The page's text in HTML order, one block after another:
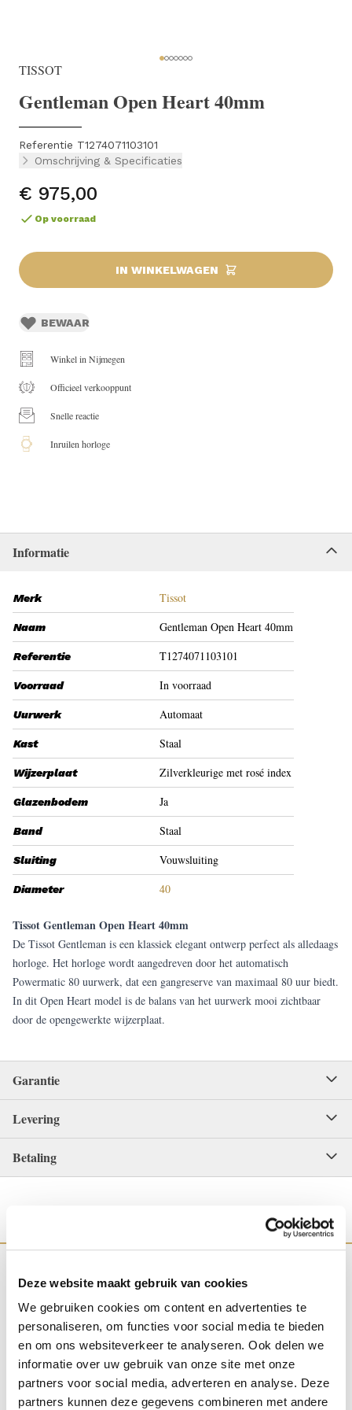
Deze website maakt gebruik van cookies
We gebruiken cookies om content en advertenties te
personaliseren, om functies voor social media te bieden
en om ons websiteverkeer te analyseren. Ook delen we
informatie over uw gebruik van onze site met onze
partners voor social media, adverteren en analyse. Deze
partners kunnen deze gegevens combineren met andere
TISSOT
Gentleman Open Heart 40mm
Referentie T1274071103101
Omschrijving & Specificaties
€ 975,00
Op voorraad
IN WINKELWAGEN
BEWAAR
Winkel in Nijmegen
Officieel verkooppunt
Snelle reactie
Inruilen horloge
Informatie
Merk Tissot
Naam Gentleman Open Heart 40mm
Referentie T1274071103101
Voorraad In voorraad
Uurwerk Automaat
Kast Staal
Wijzerplaat Zilverkleurige met rosé index
Glazenbodem Ja
Band Staal
Sluiting Vouwsluiting
Diameter 40
Tissot Gentleman Open Heart 40mm
De Tissot Gentleman is een klassiek elegant ontwerp perfect als alledaags
horloge. Het horloge wordt aangedreven door het automatisch
Powermatic 80 uurwerk, dat een gangreserve van maximaal 80 uur biedt.
In dit Open Heart model is de balans van het uurwerk mooi zichtbaar
door de opengewerkte wijzerplaat.
Garantie
Levering
Betaling
WINKEL IN NIJMEGEN OFFICIEEL VERKOOPPUNT